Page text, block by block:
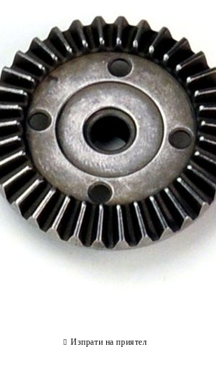
Изпрати на приятел